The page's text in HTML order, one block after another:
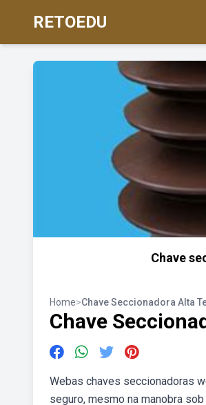
RETOEDU
Chave
Home>Chave Seccionadora Alta
Chave
Webas chaves seccionadoras
seguro, mesmo na manobra